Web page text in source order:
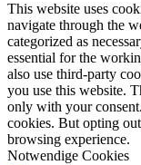
This website uses
navigate through the
categorized as
essential for the
also use third-party
you use this website.
only with your
cookies. But opting
browsing experience.
Notwendige Cookies